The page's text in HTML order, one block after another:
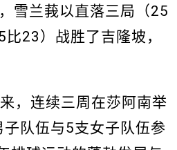
雪兰莪以直落三局（25
23）战胜了吉隆坡，
，连续三周在莎阿南举
队伍与5支女子队伍参